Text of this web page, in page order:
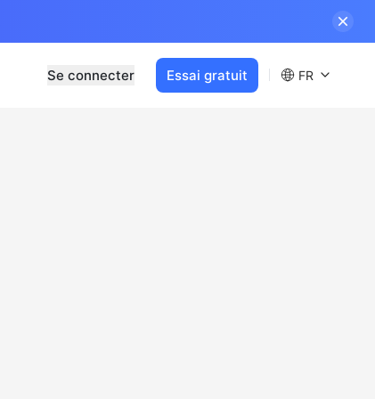
Se connecter Essai gratuit FR